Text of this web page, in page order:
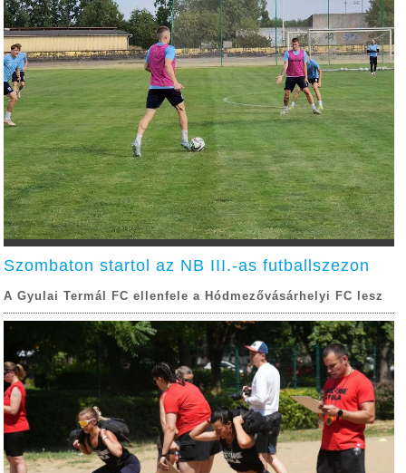
Szombaton startol az NB III.-as futballszezon
A Gyulai Termál FC ellenfele a Hódmezővásárhelyi FC lesz